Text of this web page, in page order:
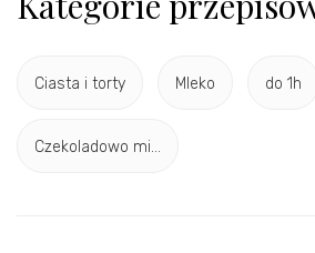
Ciasta i torty Mleko do 1h
Czekoladowo mi...